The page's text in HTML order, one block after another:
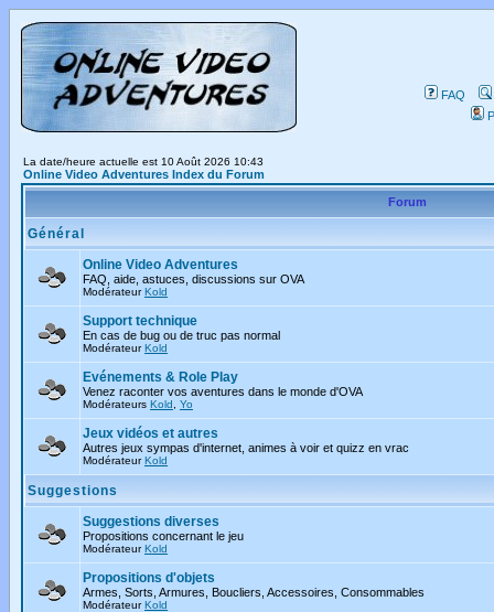
FAQ
La date/heure actuelle est 10 Août 2026 10:43
Online Video Adventures Index du Forum
Forum
Général
Online Video Adventures
FAQ, aide, astuces, discussions sur OVA
ModérateurKold
Support technique
En cas de bug ou de truc pas normal
ModérateurKold
Evénements & Role Play
Venez raconter vos aventures dans le monde d'OVA
Modérateurs Kold Yo
Jeux vidéos et autres
Autres jeux sympas d'internet, animes à voir et quizz en vrac
ModérateurKold
Suggestions
Suggestions diverses
Propositions concernant le jeu
ModérateurKold
Propositions d'objets
Armes, Sorts, Armures, Boucliers, Accessoires, Consommables
ModérateurKold